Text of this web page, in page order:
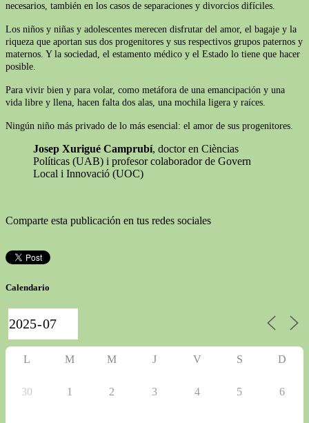
necesarios, también en los casos de separaciones y divorcios difíciles.
Los niños y niñas y adolescentes merecen disfrutar del amor, el bagaje y la
riqueza que aportan sus dos progenitores y sus respectivos grupos paternos y
maternos. Y la sociedad, el estamento médico y el Estado lo tiene que hacer
posible.
Para vivir bien y para volar, como metáfora de una emancipación y una
vida libre y llena, hacen falta dos alas, una mochila ligera y raíces.
Ningún niño más privado de lo más esencial: el amor de sus progenitores.
Josep Xurigué Camprubí, doctor en Cièncias
Políticas (UAB) i profesor colaborador de Govern
Local i Innovació (UOC)
Comparte esta publicación en tus redes sociales
Calendario
L M M J V S D
30 1 2 3 4 5 6